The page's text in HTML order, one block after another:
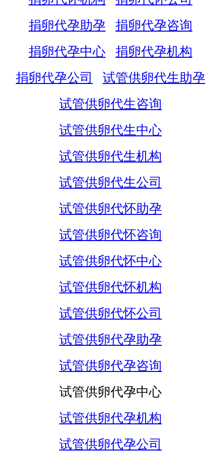
捐卵代孕助孕
捐卵代孕咨询
捐卵代孕中心
捐卵代孕机构
捐卵代孕公司
试管供卵代生助孕
试管供卵代生咨询
试管供卵代生中心
试管供卵代生机构
试管供卵代生公司
试管供卵代怀助孕
试管供卵代怀咨询
试管供卵代怀中心
试管供卵代怀机构
试管供卵代怀公司
试管供卵代孕助孕
试管供卵代孕咨询
试管供卵代孕中心
试管供卵代孕机构
试管供卵代孕公司